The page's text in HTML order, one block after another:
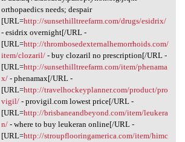
orthopaedics needs; despair
[URL=http://sunsethilltreefarm.com/drugs/esidrix/
- esidrix overnight[/URL -
[URL=http://thrombosedexternalhemorrhoids.com/
item/clozaril/- buy clozaril no prescription[/URL -
[URL=http://sunsethilltreefarm.com/item/phenama
x/- phenamax[/URL -
[URL=http://travelhockeyplanner.com/product/pro
vigil/- provigil.com lowest price[/URL -
[URL=http://brisbaneandbeyond.com/item/leukera
n/- where to buy leukeran online[/URL -
[URL=http://stroupflooringamerica.com/item/himc